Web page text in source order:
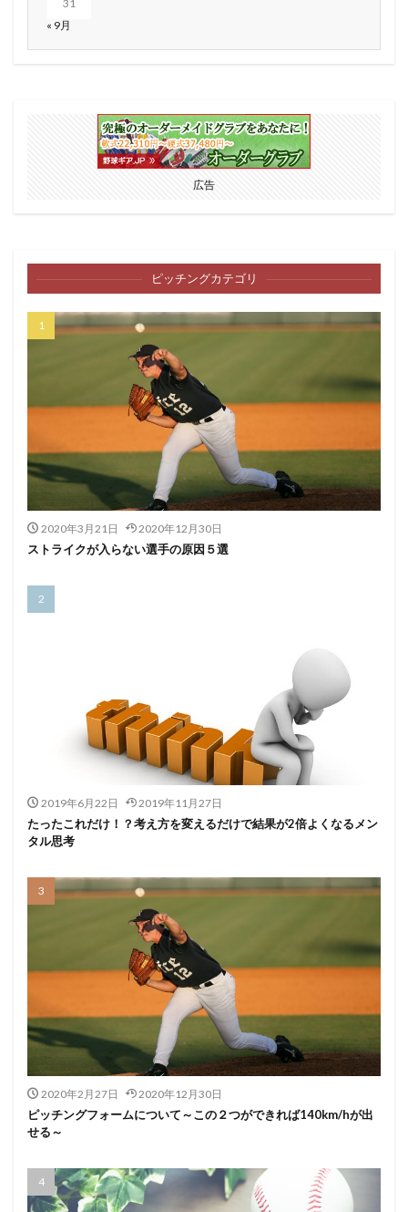
31
« 9月
広告
ピッチングカテゴリ
2020年3月21日 2020年12月30日
ストライクが入らない選手の原因５選
2019年6月22日 2019年11月27日
たったこれだけ！？考え方を変えるだけで結果が2倍よくなるメン
タル思考
2020年2月27日 2020年12月30日
ピッチングフォームについて～この２つができれば140km/hが出
せる～